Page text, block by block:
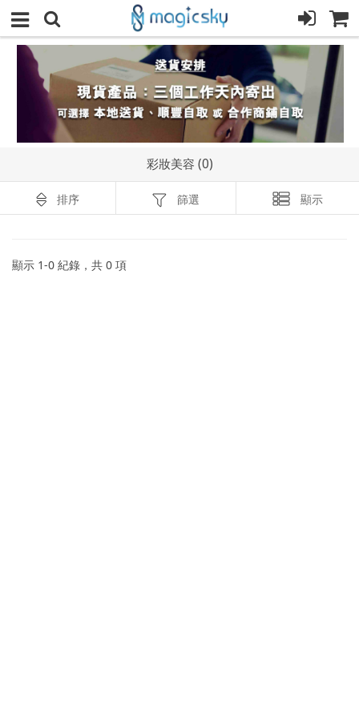
彩妝美容 (0)
排序 篩選 顯示
顯示 1-0 紀錄，共 0 項